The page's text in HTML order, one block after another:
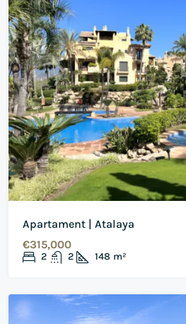
Apartament | Atalaya
€315,000
2 2 148 m²